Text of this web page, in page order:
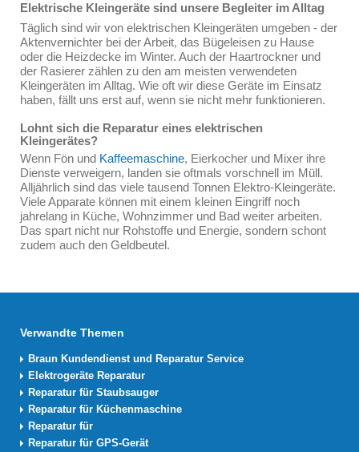
Elektrische Kleingeräte sind unsere Begleiter im Alltag
Täglich sind wir von elektrischen Kleingeräten umgeben - der
Aktenvernichter bei der Arbeit, das Bügeleisen zu Hause
oder die Heizdecke im Winter. Auch der Haartrockner und
der Rasierer zählen zu den am meisten verwendeten
Kleingeräten im Alltag. Wie oft wir diese Geräte im Einsatz
haben, fällt uns erst auf, wenn sie nicht mehr funktionieren.
Lohnt sich die Reparatur eines elektrischen
Kleingerätes?
Wenn Fön und Kaffeemaschine, Eierkocher und Mixer ihre
Dienste verweigern, landen sie oftmals vorschnell im Müll.
Alljährlich sind das viele tausend Tonnen Elektro-Kleingeräte.
Viele Apparate können mit einem kleinen Eingriff noch
jahrelang in Küche, Wohnzimmer und Bad weiter arbeiten.
Das spart nicht nur Rohstoffe und Energie, sondern schont
zudem auch den Geldbeutel.
Verwandte Themen
Braun Kundendienst und Reparatur Service
Elektrogeräte Reparatur
Reparatur für Staubsauger
Reparatur für Küchenmaschine
Reparatur für
Reparatur für GPS-Gerät